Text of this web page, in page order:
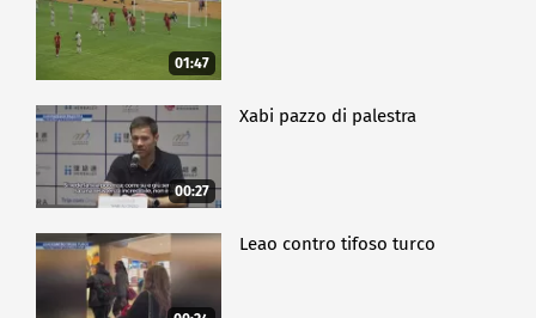
01:47
00:27
Xabi pazzo di palestra
Leao contro tifoso turco